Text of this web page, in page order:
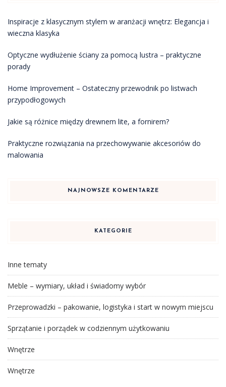
Inspiracje z klasycznym stylem w aranżacji wnętrz: Elegancja i
wieczna klasyka
Optyczne wydłużenie ściany za pomocą lustra – praktyczne
porady
Home Improvement – Ostateczny przewodnik po listwach
przypodłogowych
Jakie są różnice między drewnem lite, a fornirem?
Praktyczne rozwiązania na przechowywanie akcesoriów do
malowania
NAJNOWSZE KOMENTARZE
KATEGORIE
Inne tematy
Meble – wymiary, układ i świadomy wybór
Przeprowadzki – pakowanie, logistyka i start w nowym miejscu
Sprzątanie i porządek w codziennym użytkowaniu
Wnętrze
Wnętrze